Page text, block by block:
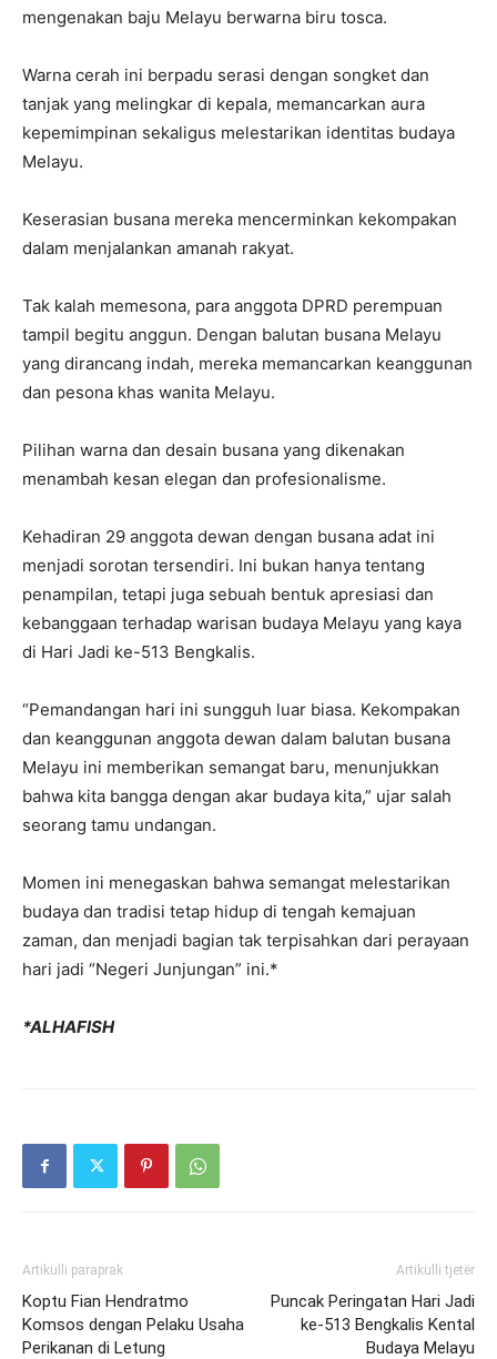
mengenakan baju Melayu berwarna biru tosca.
Warna cerah ini berpadu serasi dengan songket dan
tanjak yang melingkar di kepala, memancarkan aura
kepemimpinan sekaligus melestarikan identitas budaya
Melayu.
Keserasian busana mereka mencerminkan kekompakan
dalam menjalankan amanah rakyat.
Tak kalah memesona, para anggota DPRD perempuan
tampil begitu anggun. Dengan balutan busana Melayu
yang dirancang indah, mereka memancarkan keanggunan
dan pesona khas wanita Melayu.
Pilihan warna dan desain busana yang dikenakan
menambah kesan elegan dan profesionalisme.
Kehadiran 29 anggota dewan dengan busana adat ini
menjadi sorotan tersendiri. Ini bukan hanya tentang
penampilan, tetapi juga sebuah bentuk apresiasi dan
kebanggaan terhadap warisan budaya Melayu yang kaya
di Hari Jadi ke-513 Bengkalis.
“Pemandangan hari ini sungguh luar biasa. Kekompakan
dan keanggunan anggota dewan dalam balutan busana
Melayu ini memberikan semangat baru, menunjukkan
bahwa kita bangga dengan akar budaya kita,” ujar salah
seorang tamu undangan.
Momen ini menegaskan bahwa semangat melestarikan
budaya dan tradisi tetap hidup di tengah kemajuan
zaman, dan menjadi bagian tak terpisahkan dari perayaan
hari jadi “Negeri Junjungan” ini.*
*ALHAFISH
Artikulli paraprak
Koptu Fian Hendratmo
Komsos dengan Pelaku Usaha
Perikanan di Letung
Artikulli tjetër
Puncak Peringatan Hari Jadi
ke-513 Bengkalis Kental
Budaya Melayu